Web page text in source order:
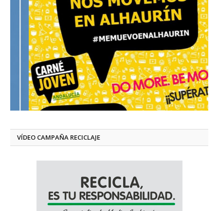
VÍDEO CAMPAÑA RECICLAJE